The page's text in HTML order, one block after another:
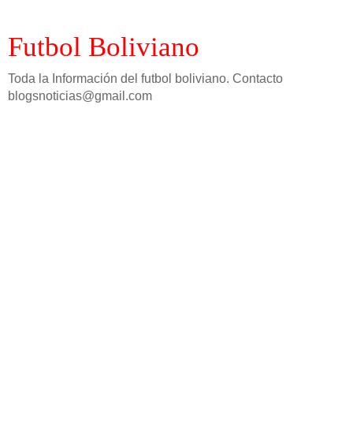
Futbol Boliviano
Toda la Información del futbol boliviano. Contacto
blogsnoticias@gmail.com